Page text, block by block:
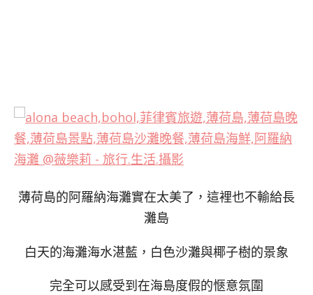
薄荷島的阿羅納海灘實在太美了，這裡也不輸給長
灘島
白天的海灘海水湛藍，白色沙灘與椰子樹的景象
完全可以感受到在海島度假的愜意氛圍